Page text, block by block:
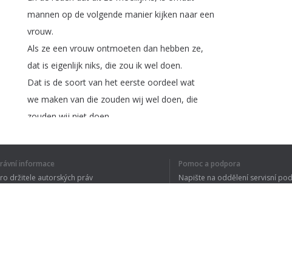
mannen op de volgende manier kijken naar een
vrouw.
Als ze een vrouw ontmoeten dan hebben ze,
dat is eigenlijk niks, die zou ik wel doen.
Dat is de soort van het eerste oordeel wat
we maken van die zouden wij wel doen, die
zouden wij niet doen
van een
Ze kunnen,we kunnen achter een vrouw lopen,
Právní informace
Pro držitele autorských práv
Pomoc a podpora
Napište na oddělení servisní